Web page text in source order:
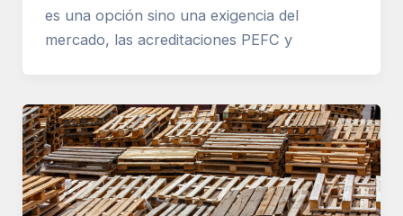
es una opción sino una exigencia del
mercado, las acreditaciones PEFC y